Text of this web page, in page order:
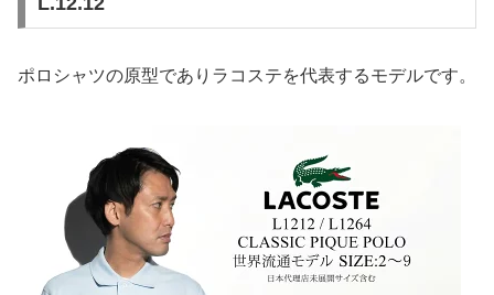
ポロシャツの原型でありラコステを代表するモデルです。